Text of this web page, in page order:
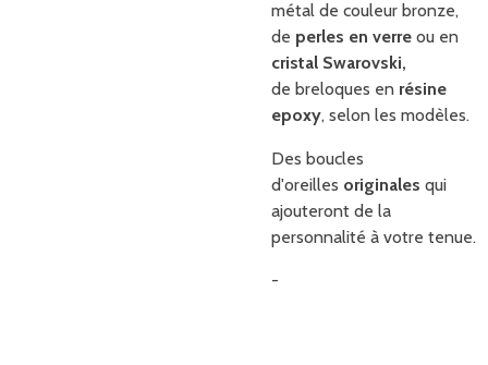
métal de couleur bronze,
de perles en verre ou en
cristal Swarovski,
de breloques en résine
epoxy, selon les modèles.
Des boucles
d'oreilles originales qui
ajouteront de la
personnalité à votre tenue.
-